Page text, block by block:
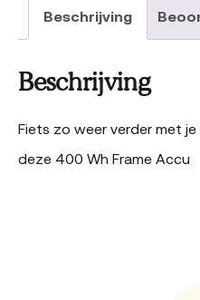
Beschrijving
Beschrijving
Fiets zo weer verder met
deze 400 Wh Frame Accu